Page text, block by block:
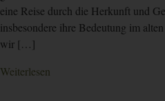
eine Reise durch die Herkunft und
insbesondere ihre Bedeutung im
wir […]
Weiterlesen